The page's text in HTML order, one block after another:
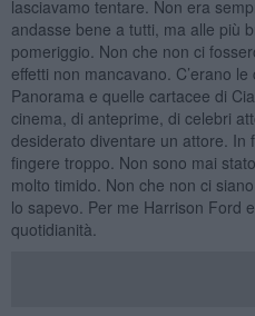
lasciavamo tentare. Non era
andasse bene a tutti, ma alle più
pomeriggio. Non che non ci
effetti non mancavano. C’erano le
Panorama e quelle cartacee di
cinema, di anteprime, di celebri
desiderato diventare un attore. In
fingere troppo. Non sono mai
molto timido. Non che non ci
lo sapevo. Per me Harrison Ford
quotidianità.